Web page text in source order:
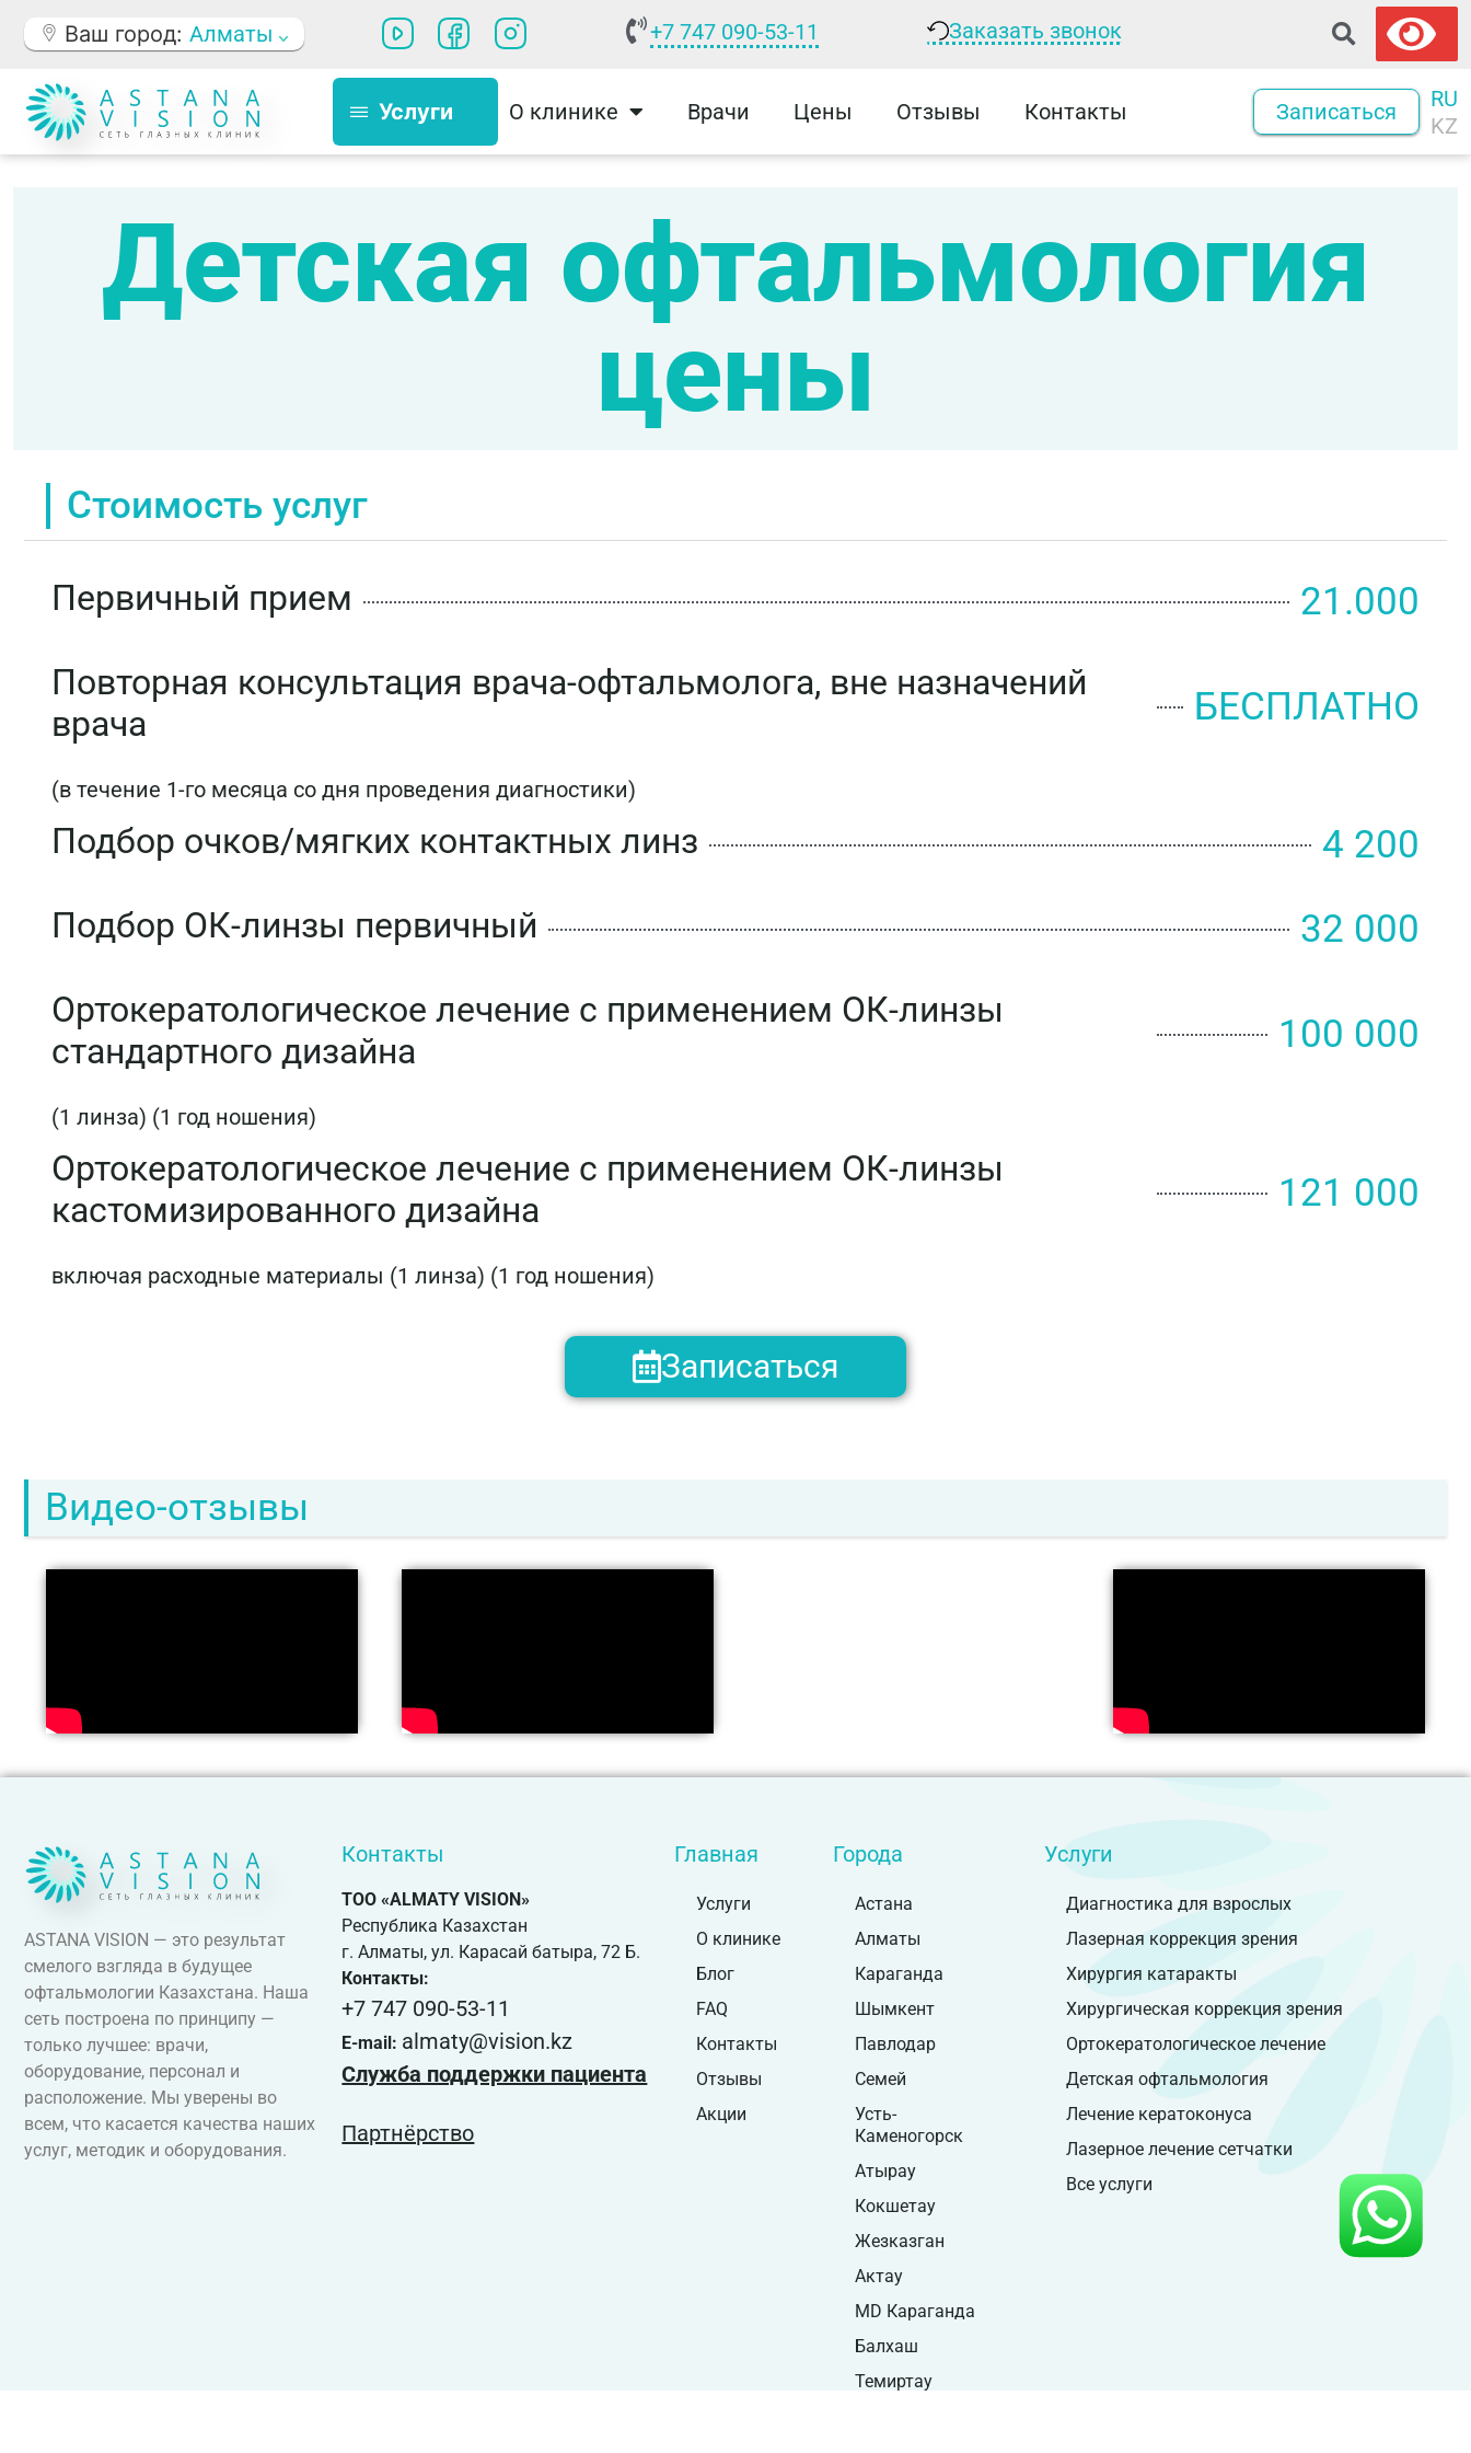
Ваш город: Алматы +7 747 090-53-11 Заказать звонок
Услуги О клинике Врачи Цены Отзывы Контакты Записаться
RU
KZ
Детская офтальмология
цены
Стоимость услуг
Первичный прием 21.000
Повторная консультация врача-офтальмолога, вне назначений
врача
БЕСПЛАТНО
(в течение 1-го месяца со дня проведения диагностики)
Подбор очков/мягких контактных линз 4 200
Подбор ОК-линзы первичный 32 000
Ортокератологическое лечение с применением ОК-линзы
стандартного дизайна
100 000
(1 линза) (1 год ношения)
Ортокератологическое лечение с применением ОК-линзы
кастомизированного дизайна
121 000
включая расходные материалы (1 линза) (1 год ношения)
Записаться
Видео-отзывы
ASTANA VISION — это результат
смелого взгляда в будущее
офтальмологии Казахстана. Наша
сеть построена по принципу —
только лучшее: врачи,
оборудование, персонал и
расположение. Мы уверены во
всем, что касается качества наших
услуг, методик и оборудования.
Контакты
ТОО «ALMATY VISION»
Республика Казахстан
г. Алматы, ул. Карасай батыра, 72 Б.
Контакты:
+7 747 090-53-11
E-mail: almaty@vision.kz
Служба поддержки пациента
Партнёрство
Главная
Услуги
О клинике
Блог
FAQ
Контакты
Отзывы
Акции
Города
Астана
Алматы
Караганда
Шымкент
Павлодар
Семей
Усть-
Каменогорск
Атырау
Кокшетау
Жезказган
Актау
MD Караганда
Балхаш
Темиртау
Услуги
Диагностика для взрослых
Лазерная коррекция зрения
Хирургия катаракты
Хирургическая коррекция зрения
Ортокератологическое лечение
Детская офтальмология
Лечение кератоконуса
Лазерное лечение сетчатки
Все услуги